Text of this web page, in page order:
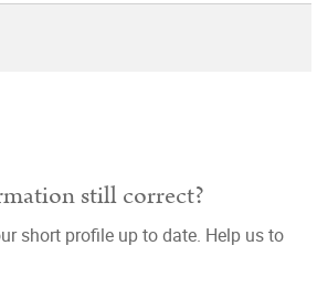
still correct?
short profile up to date. Help us to